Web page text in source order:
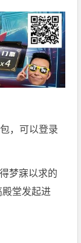
，可以登录
梦寐以求的
堂发起进